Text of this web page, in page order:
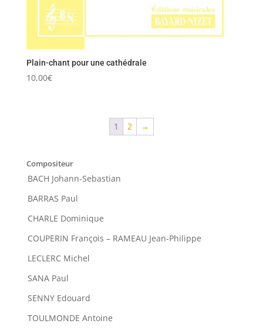
Plain-chant pour une cathédrale
10,00€
1 2 →
Compositeur
BACH Johann-Sebastian
BARRAS Paul
CHARLE Dominique
COUPERIN François – RAMEAU Jean-Philippe
LECLERC Michel
SANA Paul
SENNY Edouard
TOULMONDE Antoine